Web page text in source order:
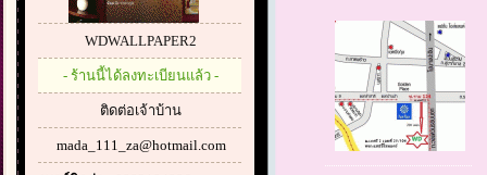
WDWALLPAPER2
- ร้านนี้ได้ลงทะเบียนแล้ว -
ติดต่อเจ้าบ้าน
mada_111_za@hotmail.com